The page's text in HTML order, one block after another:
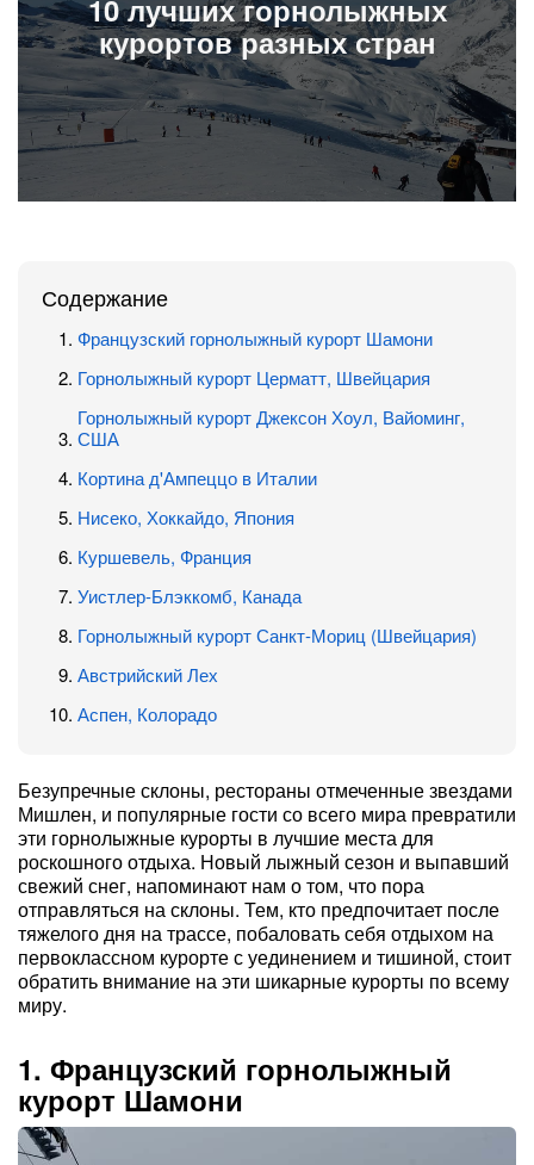
10лучших горнолыжных
курортовразных стран
Содержание
Французский горнолыжный курорт Шамони
Горнолыжный курорт Церматт, Швейцария
Горнолыжный курорт Джексон Хоул, Вайоминг,
США
Кортина д'Ампеццо в Италии
Нисеко, Хоккайдо, Япония
Куршевель, Франция
Уистлер-Блэккомб, Канада
Горнолыжный курорт Санкт-Мориц (Швейцария)
Австрийский Лех
Аспен, Колорадо
Безупречные склоны, рестораны отмеченные звездами
Мишлен, и популярные гости со всего мира превратили
эти горнолыжные курорты в лучшие места для
роскошного отдыха. Новый лыжный сезон и выпавший
свежий снег, напоминают нам о том, что пора
отправляться на склоны. Тем, кто предпочитает после
тяжелого дня на трассе, побаловать себя отдыхом на
первоклассном курорте с уединением и тишиной, стоит
обратить внимание на эти шикарные курорты по всему
миру.
1. Французский горнолыжный
курорт Шамони